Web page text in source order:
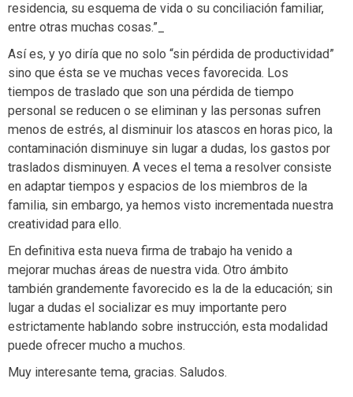
residencia, su esquema de vida o su conciliación familiar,
entre otras muchas cosas.”_
Así es, y yo diría que no solo “sin pérdida de productividad”
sino que ésta se ve muchas veces favorecida. Los
tiempos de traslado que son una pérdida de tiempo
personal se reducen o se eliminan y las personas sufren
menos de estrés, al disminuir los atascos en horas pico, la
contaminación disminuye sin lugar a dudas, los gastos por
traslados disminuyen. A veces el tema a resolver consiste
en adaptar tiempos y espacios de los miembros de la
familia, sin embargo, ya hemos visto incrementada nuestra
creatividad para ello.
En definitiva esta nueva firma de trabajo ha venido a
mejorar muchas áreas de nuestra vida. Otro ámbito
también grandemente favorecido es la de la educación; sin
lugar a dudas el socializar es muy importante pero
estrictamente hablando sobre instrucción, esta modalidad
puede ofrecer mucho a muchos.
Muy interesante tema, gracias. Saludos.